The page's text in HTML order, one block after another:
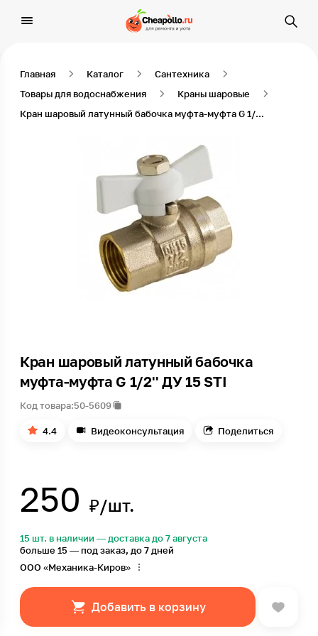
Главная Каталог
Сантехника
Товары для водоснабжения
Краны шаровые
Кран шаровый латунный бабочка муфта-муфта G 1/2'' ДУ 15 STI
Кран шаровый латунный бабочка
муфта-муфта G 1/2'' ДУ 15 STI
Код товара:50-5609
4.4 Видеоконсультация Поделиться
250 ₽/шт.
15 шт. в наличии — доставка до 7 августа
больше 15 — под заказ, до 7 дней
ООО «Механика-Киров»
Добавить в корзину